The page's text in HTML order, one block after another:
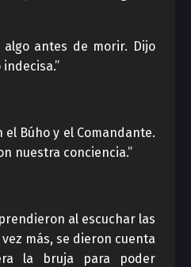
algo antes de morir. Dijo
el Búho y el Comandante.
nuestra conciencia.”
al escuchar las
más, se dieron cuenta
la bruja para poder